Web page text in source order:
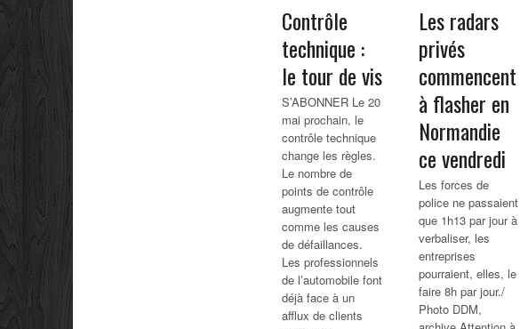
Contrôle
technique :
le tour de vis
S’ABONNER Le 20
mai prochain, le
contrôle technique
change les règles.
Le nombre de
points de contrôle
augmente tout
comme les causes
de défaillances.
Les professionnels
de l’automobile font
déjà face à un
afflux de clients
Les radars
privés
commencent
à flasher en
Normandie
ce vendredi
Les forces de
police ne passaient
que 1h13 par jour à
verbaliser, les
entreprises
pourraient, elles, le
faire 8h par jour./
Photo DDM,